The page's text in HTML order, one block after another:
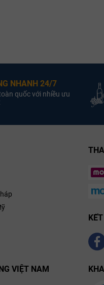
Giống Nho:
Chardonnay
Nồng Độ:
Montrachet Grand Cru
NHANH 24/7
quốc với nhiều ưu
VIỆT NAM